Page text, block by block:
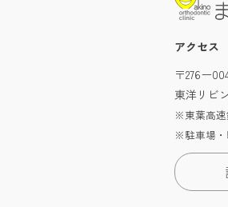
アクセス
〒276ー
東洋リビ
※東葉高
※駐車場・